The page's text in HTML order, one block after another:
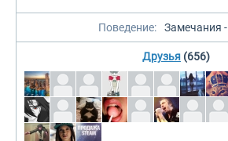
Поведение: Замечания -
Друзья (656)